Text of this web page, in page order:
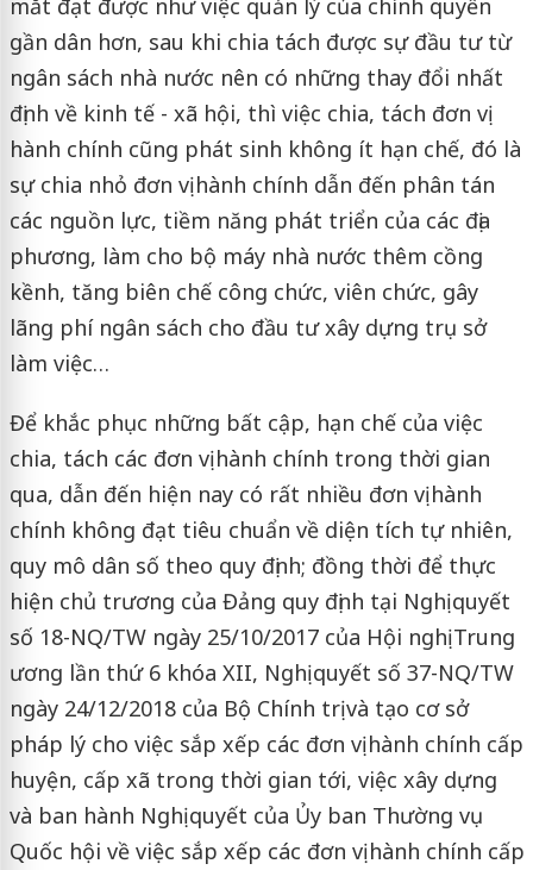
mắt đạt được như việc quản lý của chính quyền
gần dân hơn, sau khi chia tách được sự đầu tư từ
ngân sách nhà nước nên có những thay đổi nhất
định về kinh tế - xã hội, thì việc chia, tách đơn vị
hành chính cũng phát sinh không ít hạn chế, đó là
sự chia nhỏ đơn vị hành chính dẫn đến phân tán
các nguồn lực, tiềm năng phát triển của các địa
phương, làm cho bộ máy nhà nước thêm cồng
kềnh, tăng biên chế công chức, viên chức, gây
lãng phí ngân sách cho đầu tư xây dựng trụ sở
làm việc…
Để khắc phục những bất cập, hạn chế của việc
chia, tách các đơn vị hành chính trong thời gian
qua, dẫn đến hiện nay có rất nhiều đơn vị hành
chính không đạt tiêu chuẩn về diện tích tự nhiên,
quy mô dân số theo quy định; đồng thời để thực
hiện chủ trương của Đảng quy định tại Nghị quyết
số 18-NQ/TW ngày 25/10/2017 của Hội nghị Trung
ương lần thứ 6 khóa XII, Nghị quyết số 37-NQ/TW
ngày 24/12/2018 của Bộ Chính trị và tạo cơ sở
pháp lý cho việc sắp xếp các đơn vị hành chính cấp
huyện, cấp xã trong thời gian tới, việc xây dựng
và ban hành Nghị quyết của Ủy ban Thường vụ
Quốc hội về việc sắp xếp các đơn vị hành chính cấp